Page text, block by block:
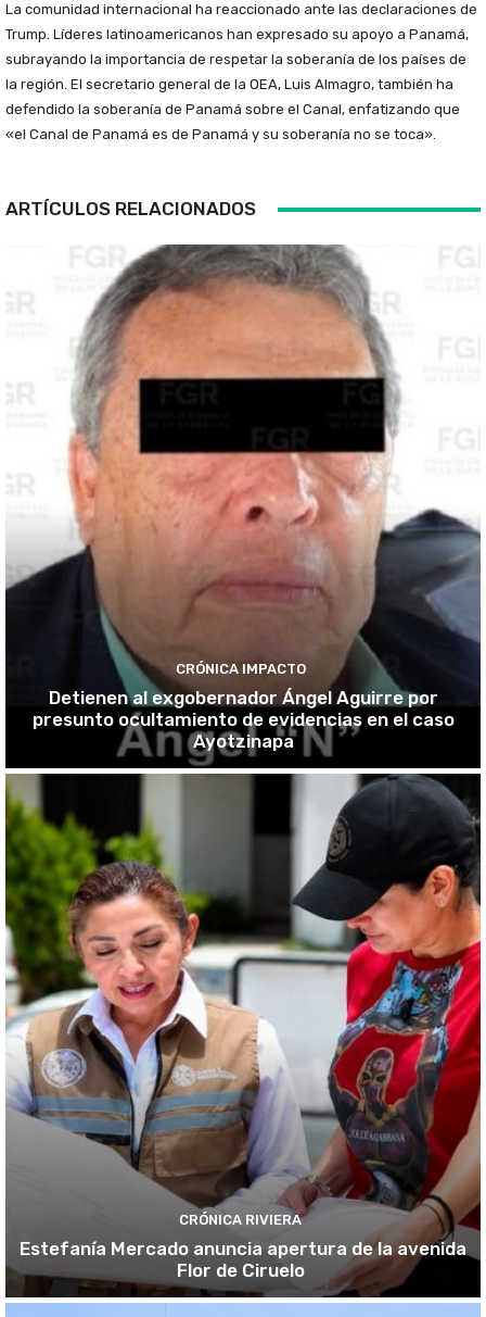
La comunidad internacional ha reaccionado ante las declaraciones de
Trump. Líderes latinoamericanos han expresado su apoyo a Panamá,
subrayando la importancia de respetar la soberanía de los países de
la región. El secretario general de la OEA, Luis Almagro, también ha
defendido la soberanía de Panamá sobre el Canal, enfatizando que
«el Canal de Panamá es de Panamá y su soberanía no se toca».
ARTÍCULOS RELACIONADOS
CRÓNICA IMPACTO
Detienen al exgobernador Ángel Aguirre por
presunto ocultamiento de evidencias en el caso
Ayotzinapa
CRÓNICA RIVIERA
Estefanía Mercado anuncia apertura de la avenida
Flor de Ciruelo